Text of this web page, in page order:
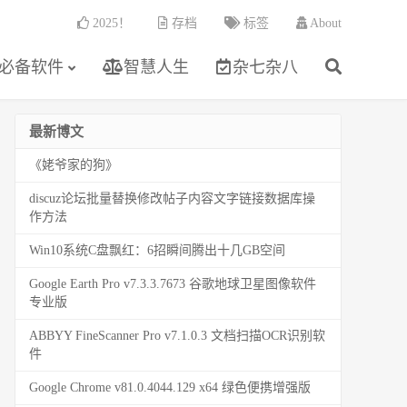
备软件 智慧人生 杂七杂八
2025！ 存档 标签 About
最新博文
《姥爷家的狗》
discuz论坛批量替换修改帖子内容文字链接数据库操
作方法
Win10系统C盘飘红：6招瞬间腾出十几GB空间
Google Earth Pro v7.3.3.7673 谷歌地球卫星图像软件
专业版
ABBYY FineScanner Pro v7.1.0.3 文档扫描OCR识别软
件
Google Chrome v81.0.4044.129 x64 绿色便携增强版